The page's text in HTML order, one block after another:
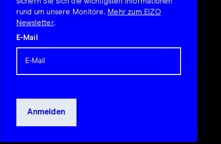
rund um unsere Monitore. Mehr zum EIZO
Newsletter.
E-Mail